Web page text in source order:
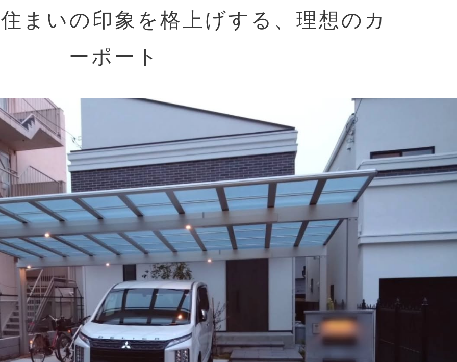
まいの印象を格上げする、理想のカ
ーポート